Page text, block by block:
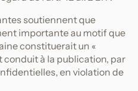
soutiennent que
importante au motif que
constituerait un «
conduit à la publication, par
en violation de